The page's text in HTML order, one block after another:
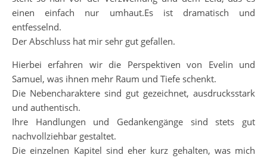
einen einfach nur umhaut.Es ist dramatisch und
entfesselnd.
Der Abschluss hat mir sehr gut gefallen.
Hierbei erfahren wir die Perspektiven von Evelin und
Samuel, was ihnen mehr Raum und Tiefe schenkt.
Die Nebencharaktere sind gut gezeichnet, ausdrucksstark
und authentisch.
Ihre Handlungen und Gedankengänge sind stets gut
nachvollziehbar gestaltet.
Die einzelnen Kapitel sind eher kurz gehalten, was mich